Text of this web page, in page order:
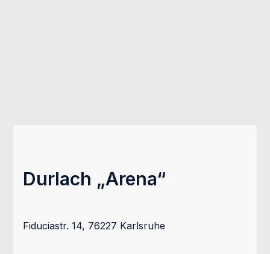
Durlach „Arena“
Fiduciastr. 14, 76227 Karlsruhe